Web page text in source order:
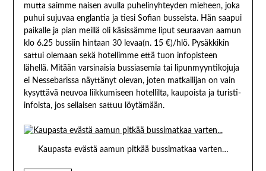
mutta saimme naisen avulla puhelinyhteyden mieheen, joka
puhui sujuvaa englantia ja tiesi Sofian busseista. Hän saapui
paikalle ja pian meillä oli käsissämme liput seuraavan aamun
klo 6.25 bussiin hintaan 30 levaa(n. 15 €)/hlö. Pysäkkikin
sattui olemaan sekä hotellimme että tuon infopisteen
lähellä. Mitään varsinaisia bussiasemia tai lipunmyyntikojuja
ei Nessebarissa näyttänyt olevan, joten matkailijan on vain
kysyttävä neuvoa liikkumiseen hotellilta, kaupoista ja turisti-
infoista, jos sellaisen sattuu löytämään.
Kaupasta evästä aamun pitkää bussimatkaa varten…